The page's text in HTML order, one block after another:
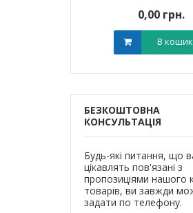
0,00 грн.
В кошик
БЕЗКОШТОВНА
КОНСУЛЬТАЦІЯ
Будь-які питання, що
цікавлять пов'язані з
пропозиціями нашого
товарів, ви завжди
задати по телефону.